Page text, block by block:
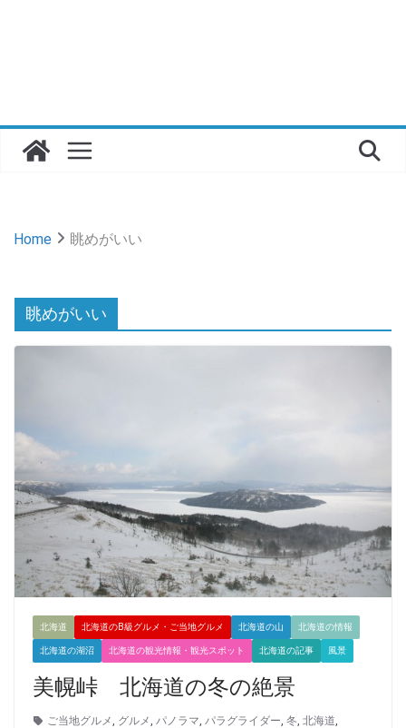
Home 眺めがいい
眺めがいい
北海道 北海道のB級グルメ・ご当地グルメ 北海道の山 北海道の情報
北海道の湖沼 北海道の観光情報・観光スポット 北海道の記事 風景
美幌峠 北海道の冬の絶景
ご当地グルメ, グルメ, パノラマ, パラグライダー, 冬, 北海道,